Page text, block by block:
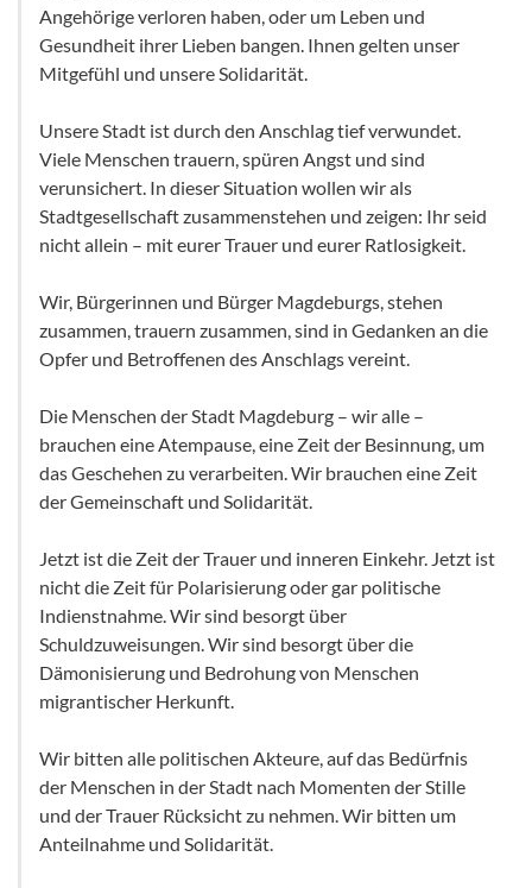
Angehörige verloren ha­ben, oder um Leben und
Gesundheit ihrer Lieben bangen. Ihnen gelten unser
Mitgefühl und unsere Solidarität.
Unsere Stadt ist durch den Anschlag tief verwundet.
Viele Menschen trauern, spüren Angst und sind
verunsichert. In dieser Situation wollen wir als
Stadtgesellschaft zusammenstehen und zeigen: Ihr seid
nicht allein – mit eurer Trauer und eurer Ratlosigkeit.
Wir, Bürgerinnen und Bürger Magdeburgs, stehen
zusammen, trauern zusammen, sind in Gedanken an die
Opfer und Betroffenen des Anschlags vereint.
Die Menschen der Stadt Magdeburg – wir alle –
brauchen eine Atempause, eine Zeit der Besinnung, um
das Gesche­hen zu verarbeiten. Wir brauchen eine Zeit
der Gemeinschaft und Solidarität.
Jetzt ist die Zeit der Trauer und inneren Einkehr. Jetzt ist
nicht die Zeit für Polarisierung oder gar politische
Indienst­nahme. Wir sind besorgt über
Schuldzuweisungen. Wir sind besorgt über die
Dämonisierung und Bedrohung von Men­schen
migrantischer Herkunft.
Wir bitten alle politischen Akteure, auf das Bedürfnis
der Menschen in der Stadt nach Momenten der Stille
und der Trauer Rücksicht zu nehmen. Wir bitten um
Anteilnahme und Solidarität.